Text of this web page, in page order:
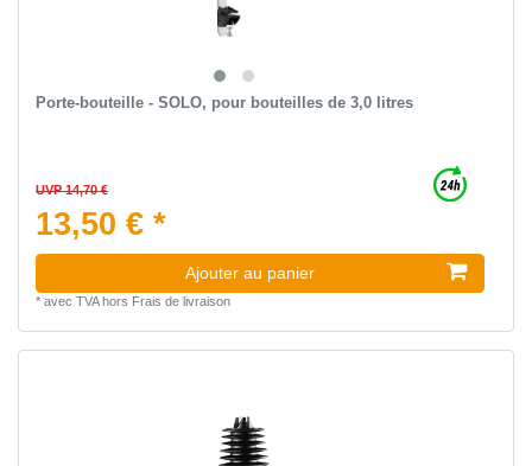
Porte-bouteille - SOLO, pour bouteilles de 3,0 litres
UVP 14,70 €
13,50 € *
Ajouter au panier
* avec TVAhors Frais de livraison